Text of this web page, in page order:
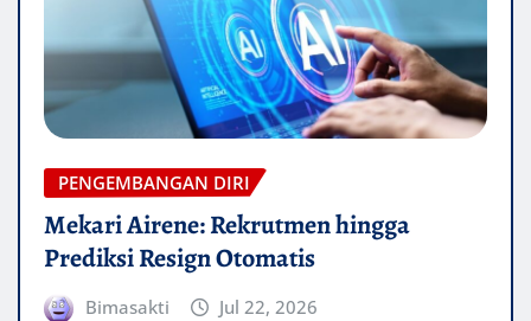
PENGEMBANGAN DIRI
Mekari Airene: Rekrutmen hingga
Prediksi Resign Otomatis
Bimasakti Jul 22, 2026